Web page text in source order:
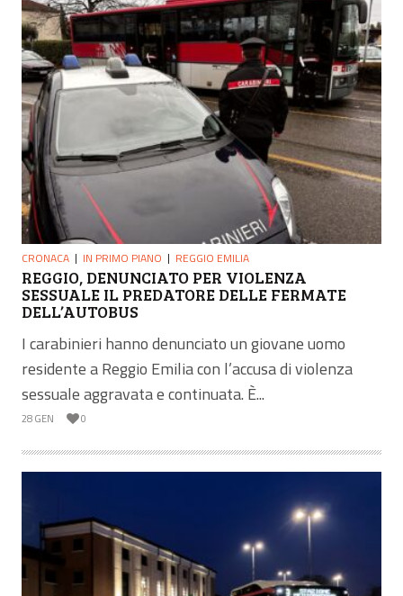
CRONACA IN PRIMO PIANO REGGIO EMILIA
REGGIO, DENUNCIATO PER VIOLENZA
SESSUALE IL PREDATORE DELLE FERMATE
DELL’AUTOBUS
I carabinieri hanno denunciato un giovane uomo
residente a Reggio Emilia con l’accusa di violenza
sessuale aggravata e continuata. È...
28 GEN 0